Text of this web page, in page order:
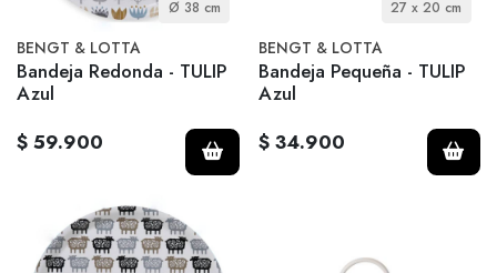
Ø 38 cm
BENGT & LOTTA
Bandeja Redonda - TULIP
Azul
$ 59.900
27 x 20 cm
BENGT & LOTTA
Bandeja Pequeña - TULIP
Azul
$ 34.900